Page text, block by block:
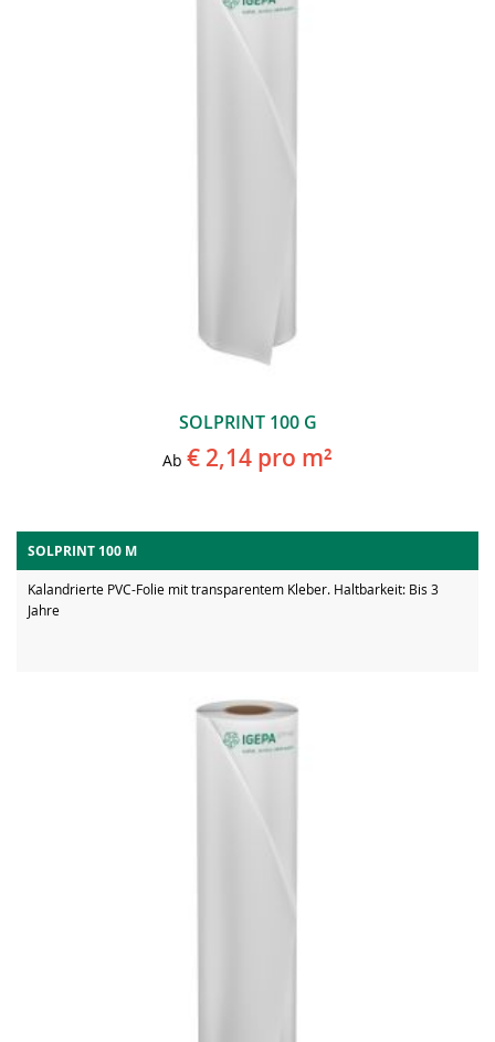
SOLPRINT 100 G
Ab € 2,14 pro m²
SOLPRINT 100 M
Kalandrierte PVC-Folie mit transparentem Kleber. Haltbarkeit: Bis 3
Jahre